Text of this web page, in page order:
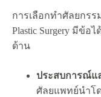
การเลือกทำศัลยกรร
Plastic Surgery มีข้
ด้าน
ประสบการณ์แ
ศัลยแพทย์นำโด